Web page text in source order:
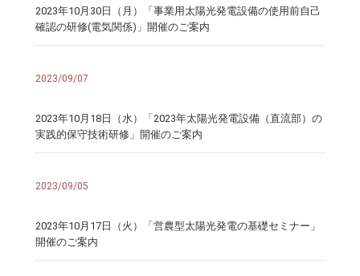
2023年10月30日（月）「事業用太陽光発電設備の使用前自己
確認の研修(電気関係)」開催のご案内
2023/09/07
2023年10月18日（水）「2023年太陽光発電設備（直流部）の
実践的保守技術研修」開催のご案内
2023/09/05
2023年10月17日（火）「営農型太陽光発電の基礎セミナー」
開催のご案内